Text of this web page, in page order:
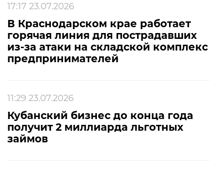
17:17 23.07.2026
В Краснодарском крае работает
горячая линия для пострадавших
из-за атаки на складской комплекс
предпринимателей
11:29 23.07.2026
Кубанский бизнес до конца года
получит 2 миллиарда льготных
займов